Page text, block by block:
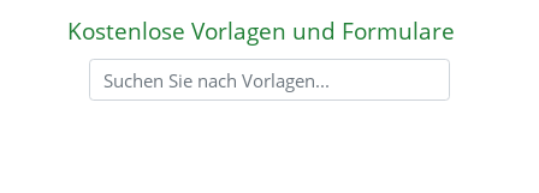
Kostenlose Vorlagen und Formulare